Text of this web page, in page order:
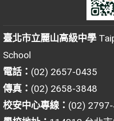
臺北市立麗山高級中學
School
電話： (02) 2657-0435
傳真： (02) 2658-3848
校安中心專線： (02)